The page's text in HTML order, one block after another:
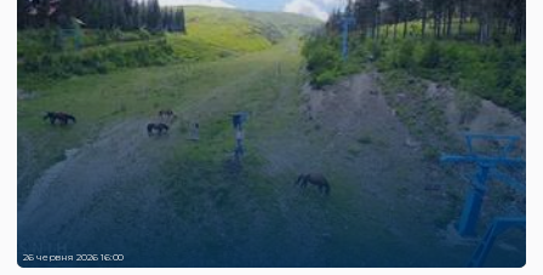
26 червня 2026 16:00